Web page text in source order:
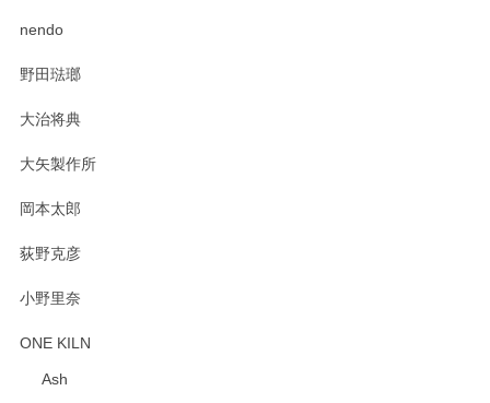
nendo
野田琺瑯
大治将典
大矢製作所
岡本太郎
荻野克彦
小野里奈
ONE KILN
Ash